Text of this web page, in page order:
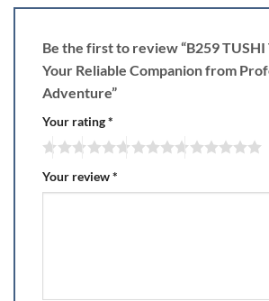
Be the first to review “B259 TUSHI
Your Reliable Companion from
Adventure”
Your rating*
Your review*